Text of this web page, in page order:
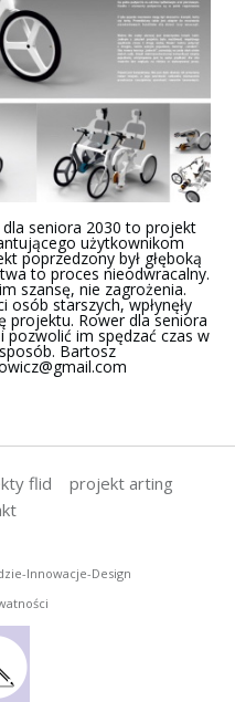
seniora 2030 to projekt
użytkownikom
poprzedzony był głęboką
to proces nieodwracalny.
szansę, nie zagrożenia.
osób starszych, wpłynęły
projektu. Rower dla seniora
im spędzać czas w
Bartosz
flid
projekt arting
Innowacje-Design